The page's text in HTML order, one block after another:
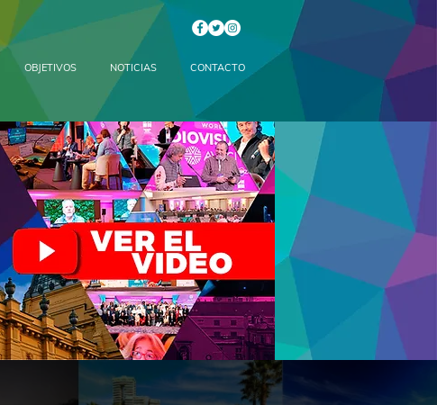
OBJETIVOS NOTICIAS CONTACTO